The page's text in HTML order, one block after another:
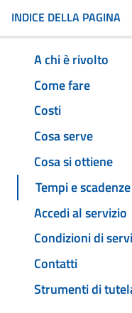
INDICE DELLA PAGINA
A chi è rivolto
Come fare
Costi
Cosa serve
Cosa si ottiene
Tempi e scadenze
Accedi al servizio
Condizioni di
Contatti
Strumenti di